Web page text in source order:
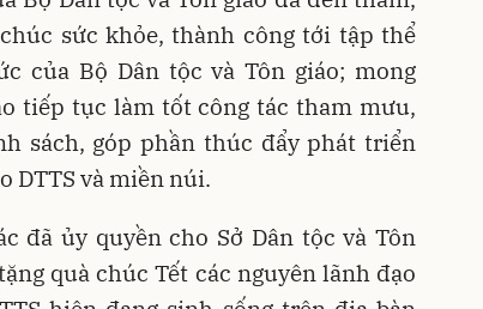
sức khỏe, thành công tới tập thể
của Bộ Dân tộc và Tôn giáo; mong
tiếp tục làm tốt công tác tham mưu,
sách, góp phần thúc đẩy phát triển
DTTS và miền núi.
đã ủy quyền cho Sở Dân tộc và Tôn
quà chúc Tết các nguyên lãnh đạo